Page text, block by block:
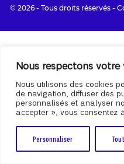
Nous respectons votre
Nous utilisons des cookies
de navigation, diffuser des
personnalisés et analyser
accepter », vous consentez
Personnaliser
© 2026 - Tous droits réservés -